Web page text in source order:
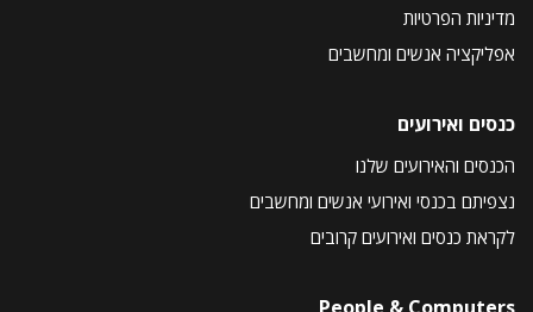
מדיניות הפרטיות
אפליקציה אנשים ומחשבים
כנסים ואירועים
הכנסים והאירועים שלנו
נצפיתם בכנסי ואירועי אנשים ומחשבים
לקראת כנסים ואירועים קרובים